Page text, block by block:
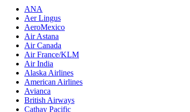
ANA
Aer Lingus
AeroMexico
Air Astana
Air Canada
Air France/KLM
Air India
Alaska Airlines
American Airlines
Avianca
British Airways
Cathay Pacific